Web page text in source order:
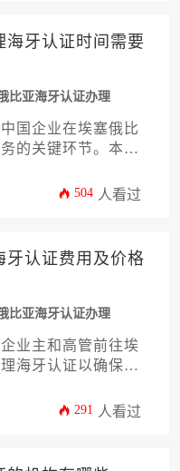
及选择标准，助企
风险。
海牙认证时间需要
比亚海牙认证办理
国企业在埃塞俄比
的关键环节。本文
情况应对策略，为
504 人看过
牙认证费用及价格
比亚海牙认证办理
业主和高管前往埃
海牙认证以确保证
费用及价格的详尽
实用的节省成本建
291 人看过